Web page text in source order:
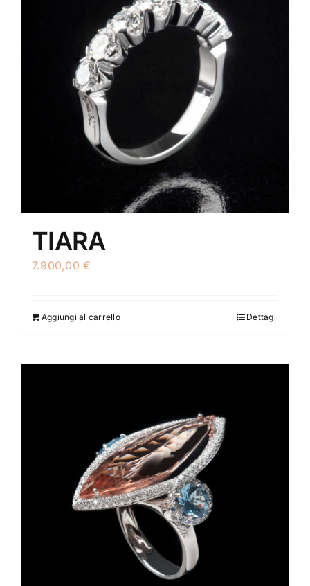
TIARA
7.900,00€
Aggiungi al carrello Dettagli